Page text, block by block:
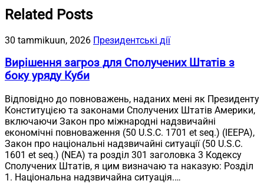
Related Posts
30 tammikuun, 2026 Президентські дії
Вирішення загроз для Сполучених Штатів з
боку уряду Куби
Відповідно до повноважень, наданих мені як Президенту
Конституцією та законами Сполучених Штатів Америки,
включаючи Закон про міжнародні надзвичайні
економічні повноваження (50 U.S.C. 1701 et seq.) (IEEPA),
Закон про національні надзвичайні ситуації (50 U.S.C.
1601 et seq.) (NEA) та розділ 301 заголовка 3 Кодексу
Сполучених Штатів, я цим визначаю та наказую: Розділ
1. Національна надзвичайна ситуація.…